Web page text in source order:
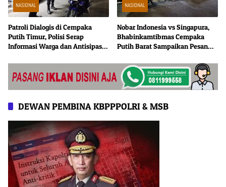
NASIONAL
Patroli Dialogis di Cempaka
Putih Timur, Polisi Serap
Informasi Warga dan Antisipasi
NASIONAL
Nobar Indonesia vs Singapura,
Bhabinkamtibmas Cempaka
Putih Barat Sampaikan Pesan
DEWAN PEMBINA KBPPPOLRI & MSB